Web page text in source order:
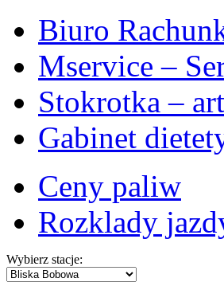
Biuro
Mservice –
Stokrotka –
Gabinet
Ceny paliw
Rozklady
Wybierz stacje: